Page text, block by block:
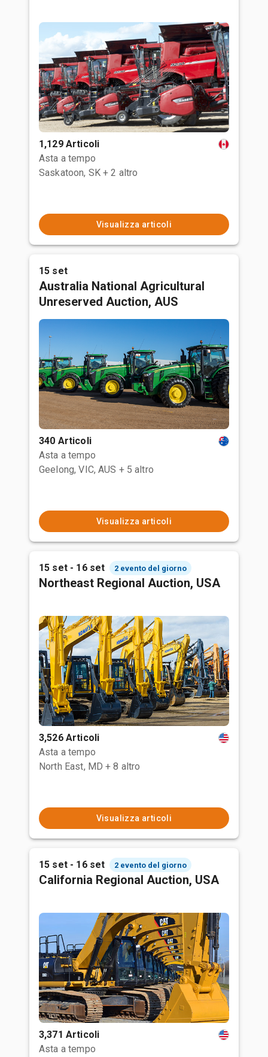
1,129 Articoli
Asta a tempo
Saskatoon, SK + 2 altro
Visualizza articoli
15 set
Australia National Agricultural
Unreserved Auction, AUS
340 Articoli
Asta a tempo
Geelong, VIC, AUS + 5 altro
Visualizza articoli
15 set - 16 set 2 evento del giorno
Northeast Regional Auction, USA
3,526 Articoli
Asta a tempo
North East, MD + 8 altro
Visualizza articoli
15 set - 16 set 2 evento del giorno
California Regional Auction, USA
3,371 Articoli
Asta a tempo